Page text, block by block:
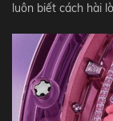
luôn biết cách hài